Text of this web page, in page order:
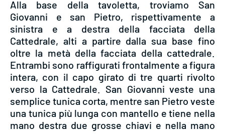
Alla base della tavoletta, troviamo San
Giovanni e san Pietro, rispettivamente a
sinistra e a destra della facciata della
Cattedrale, alti a partire dalla sua base fino
oltre la metà della facciata della cattedrale.
Entrambi sono raffigurati frontalmente a figura
intera, con il capo girato di tre quarti rivolto
verso la Cattedrale. San Giovanni veste una
semplice tunica corta, mentre san Pietro veste
una tunica più lunga con mantello e tiene nella
mano destra due grosse chiavi e nella mano